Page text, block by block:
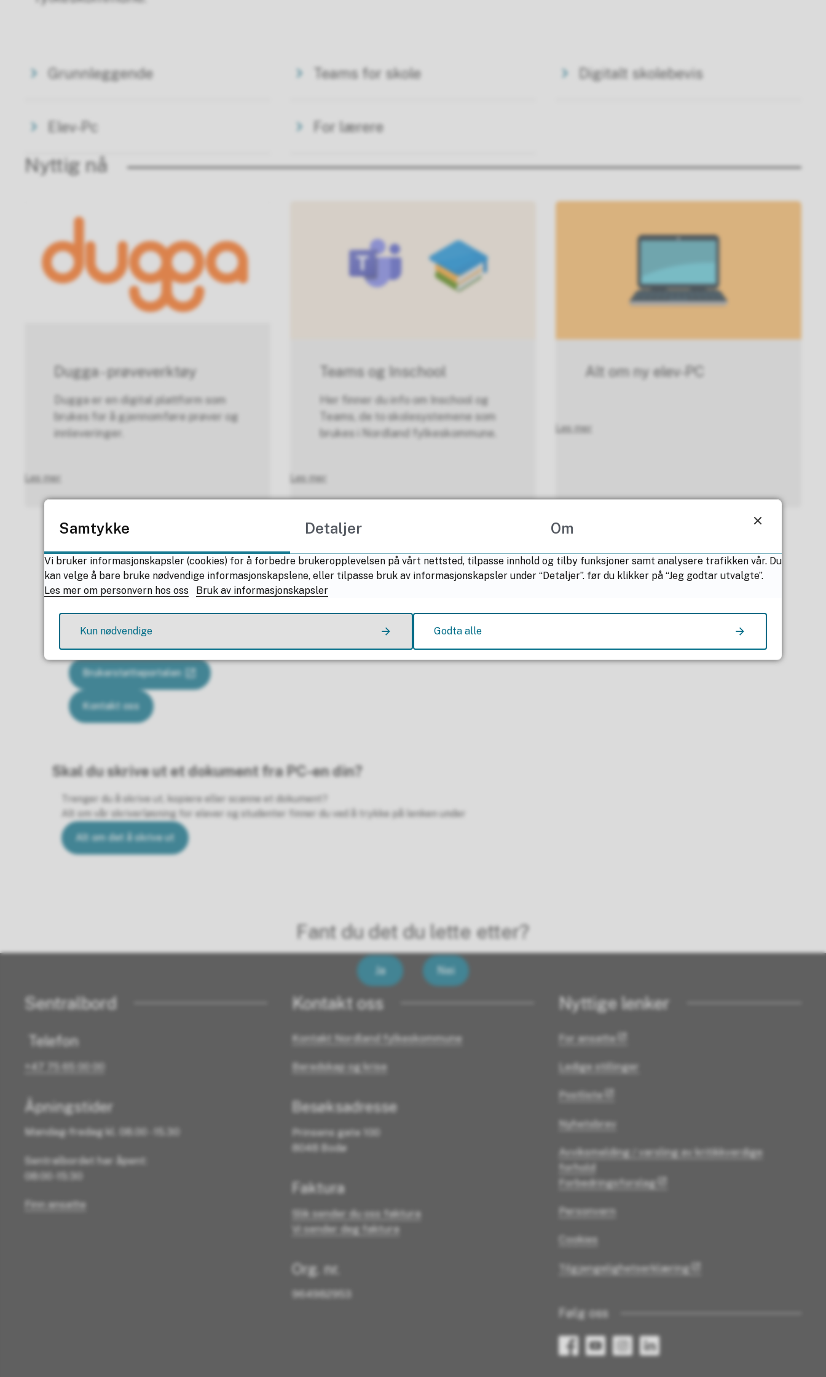
Grunnleggende Teams for skole Digitalt skolebevis
Elev-Pc For lærere
Nyttig nå
Dugga - prøveverktøy
Dugga er en digital plattform som
brukes for å gjennomføre prøver og
innleveringer.
Les mer
Teams og Inschool
Her finner du info om Inschool og
Teams, de to skolesystemene som
brukes i Nordland fylkeskommune.
Les mer
Alt om ny elev-PC
Les mer
Problemer med PC?
Hvis du trenger hjelp til å løse problemer med IT-relaterte ting, finner du hjelp på portalen for brukerstøtte.
Brukerstøtteportalen
Kontakt oss
Skal du skrive ut et dokument fra PC-en din?
Trenger du å skrive ut, kopiere eller scanne et dokument?
Alt om vår skriverløsning for elever og studenter finner du ved å trykke på lenken under
Alt om det å skrive ut
Fant du det du lette etter?
Ja Nei
Sentralbord
Telefon
+47 75 65 00 00
Åpningstider
Mandag-fredag kl. 08.00 - 15.30
Sentralbordet har åpent:
08:00 -15:30
Finn ansatte
Kontakt oss
Kontakt Nordland fylkeskommune
Beredskap og krise
Besøksadresse
Prinsens gate 100
8048 Bodø
Faktura
Slik sender du oss faktura
Vi sender deg faktura
Org. nr.
964982953
Nyttige lenker
For ansatte
Ledige stillinger
Postliste
Nyhetsbrev
Avviksmelding / varsling av kritikkverdige
forhold
Forbedringsforslag
Personvern
Cookies
Tilgjengelighetserklæring
Følg oss
Samtykke Detaljer Om
Vi bruker informasjonskapsler (cookies) for å forbedre brukeropplevelsen på vårt nettsted, tilpasse innhold og tilby funksjoner samt analysere trafikken vår. Du
kan velge å bare bruke nødvendige informasjonskapslene, eller tilpasse bruk av informasjonskapsler under “Detaljer”. før du klikker på “Jeg godtar utvalgte”.
Les mer om personvern hos oss
Bruk av informasjonskapsler
Kun nødvendige Godta alle